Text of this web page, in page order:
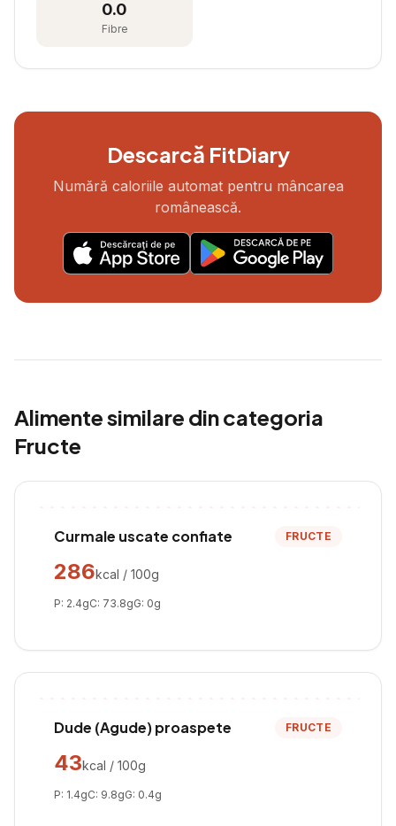
0.0
Fibre
Descarcă FitDiary
Numără caloriile automat pentru mâncarea
românească.
Alimente similare din categoria
Fructe
Curmale uscate confiate FRUCTE
286kcal / 100g
P: 2.4gC: 73.8gG: 0g
Dude (Agude) proaspete FRUCTE
43kcal / 100g
P: 1.4gC: 9.8gG: 0.4g